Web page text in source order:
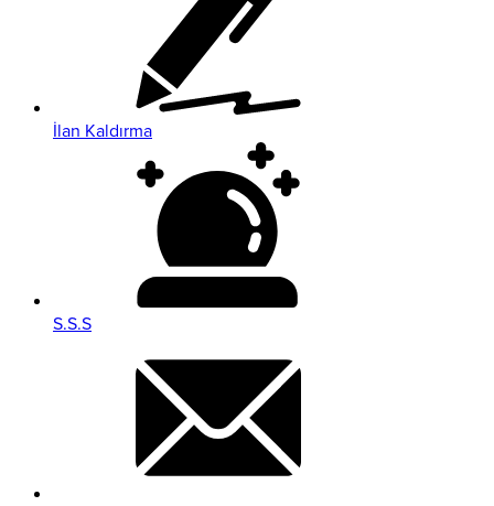
İlan Kaldırma
S.S.S